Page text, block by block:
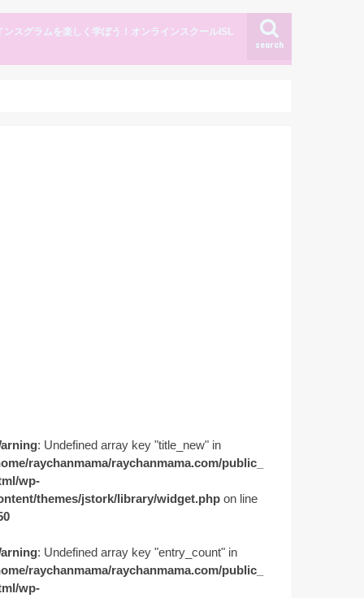
search
ンスグラムを楽しく学ぼう！オンラインスクールISL
: Undefined array key "title_new" in
raychanmama/raychanmama.com/public_
wp-
themes/jstork/library/widget.php on line
: Undefined array key "entry_count" in
raychanmama/raychanmama.com/public_
wp-